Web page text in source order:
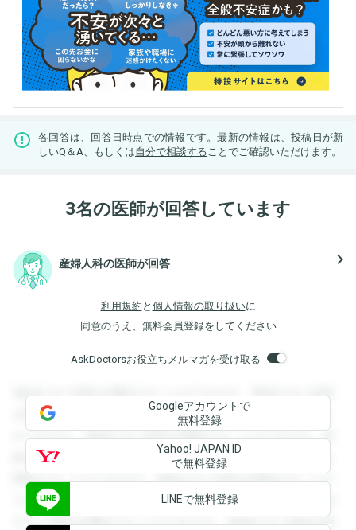
各回答は、回答日時点での情報です。最新の情報は、投稿日が新
しいQ＆A、もしくは自分で相談する ことでご確認いただけます。
3名の医師が回答しています
産婦人科の医師が回答 navigate_next
利用規約 と 個人情報の取り扱いに
同意のうえ、無料会員登録をしてください
AskDoctorsお役立ちメルマガを受け取る
登録すると回答を閲覧することができます。登録すると回答
を閲覧することができます。登録すると回答を閲覧すること
ができます。登録すると回答を閲覧することができます。登
録すると回答を閲覧することができます。登録すると回答を
閲覧することができます。登録すると回答を閲覧することが
できます。登録すると回答を閲覧することができます。登録
すると回答を閲覧することができます。登録すると回答を閲
Googleアカウントで
無料登録
Yahoo! JAPAN ID
で無料登録
LINEで無料登録